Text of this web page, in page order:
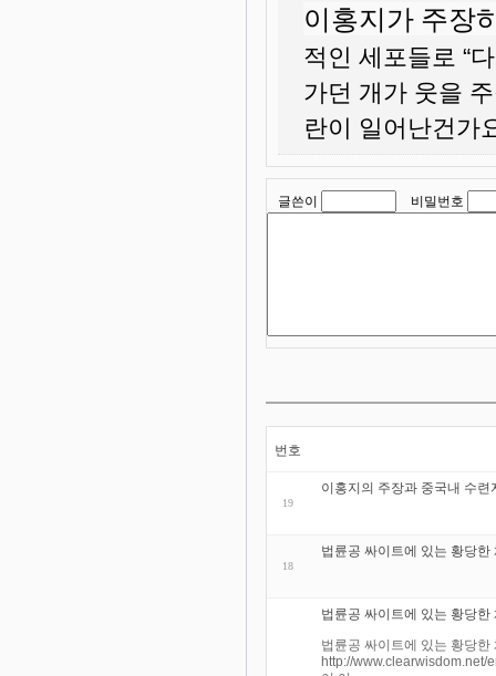
이홍지가 주장
적인 세포들로 “
가던 개가 웃을
란이 일어난건가
글쓴이 비밀번호
번호
19
이홍지의 주장과 중국내 수
18
법륜공 싸이트에 있는 황당한
법륜공 싸이트에 있는 황당한
법륜공 싸이트에 있는 황당
http://www.clearwisdom.net/